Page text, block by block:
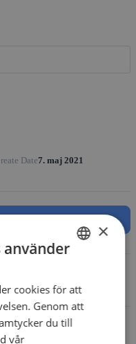
Date7. maj 2021
DANISH
×
använder
cookies för att
Genom att
du till
vår